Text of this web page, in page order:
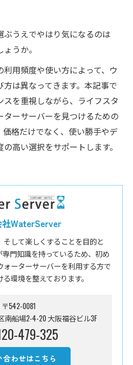
ぶうえでやはり気になるのは
うか。
用頻度や使い方によって、ウ
は異なってきます。本記事で
を重視しながら、ライフスタ
ーサーバーを見つけるための
格だけでなく、使い勝手やデ
高い選択をサポートします。
WaterServer
して楽しくすることを目的と
専門知識を持っているため、初め
ーターサーバーを利用する方で
環境を整えております。
〒542-0081
南船場2-4-20 大阪福谷ビル3F
479-325
合わせはこちら